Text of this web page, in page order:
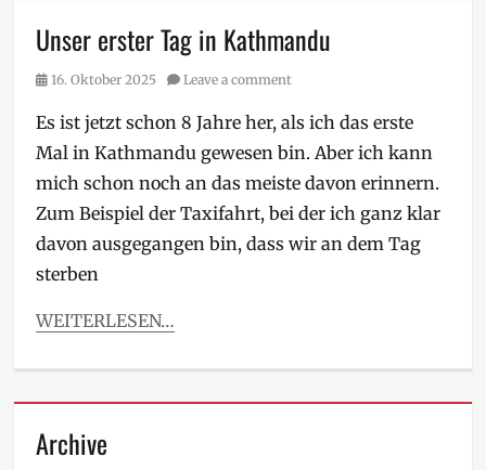
Unser erster Tag in Kathmandu
Posted
16. Oktober 2025 Leave a comment
Es ist jetzt schon 8 Jahre her, als ich das erste
Mal in Kathmandu gewesen bin. Aber ich kann
mich schon noch an das meiste davon erinnern.
Zum Beispiel der Taxifahrt, bei der ich ganz klar
davon ausgegangen bin, dass wir an dem Tag
sterben
WEITERLESEN…
Archive